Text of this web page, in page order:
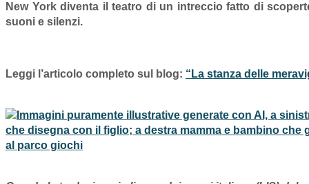
New York diventa il teatro di un intreccio fatto di
suoni e silenzi.
Leggi l’articolo completo sul blog: “La stanza delle